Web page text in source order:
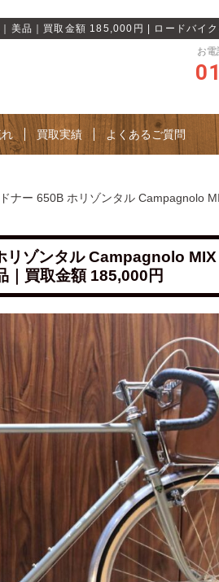
美品｜買取金額 185,000円 | ロードバイ
お電
買取実績 よくあるご質問
ナー 650B ホリゾンタル Campagnolo
リゾンタル Campagnolo
｜買取金額 185,000円